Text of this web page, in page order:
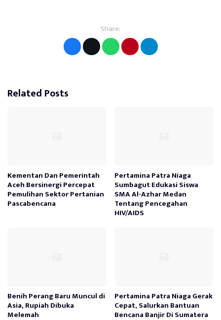
Share:
Related Posts
Kementan Dan Pemerintah
Aceh Bersinergi Percepat
Pemulihan Sektor Pertanian
Pascabencana
Pertamina Patra Niaga
Sumbagut Edukasi Siswa
SMA Al-Azhar Medan
Tentang Pencegahan
HIV/AIDS
Benih Perang Baru Muncul di
Asia, Rupiah Dibuka
Melemah
Pertamina Patra Niaga Gerak
Cepat, Salurkan Bantuan
Bencana Banjir Di Sumatera